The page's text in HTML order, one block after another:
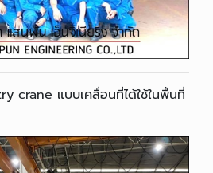
crane แบบเคลื่อนที่ได้ใช้ในพื้นที่